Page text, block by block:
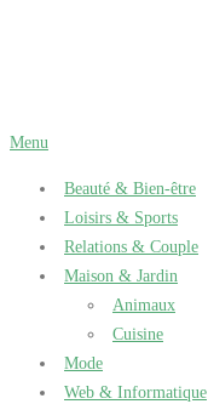
Menu
Beauté & Bien-être
Loisirs & Sports
Relations & Couple
Maison & Jardin
Animaux
Cuisine
Mode
Web & Informatique